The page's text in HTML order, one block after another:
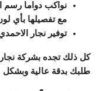
نواكب دواما رسم
مع تفصيلها بأي
توفير نجار
كل ذلك تجده بشركة
طلبك بدقة عالية